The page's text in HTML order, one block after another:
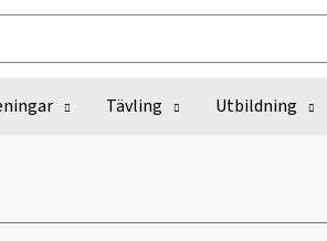
Tävling Utbildning